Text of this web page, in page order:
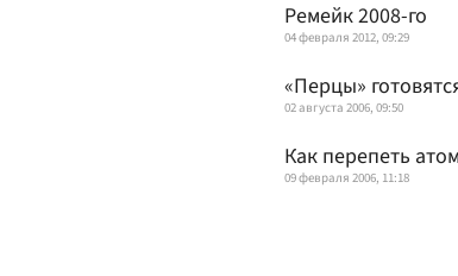
Ремейк 2008-го
04 февраля 2012, 09:29
«Перцы»
02 августа 2006, 09:50
Как перепеть
09 февраля 2006, 11:18